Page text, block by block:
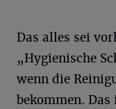
Das alles sei
„Hygienische
wenn die
bekommen.